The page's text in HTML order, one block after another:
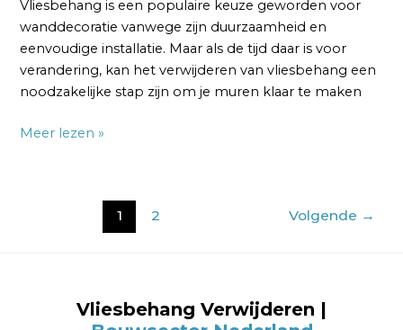
Vliesbehang is een populaire keuze geworden voor
wanddecoratie vanwege zijn duurzaamheid en
eenvoudige installatie. Maar als de tijd daar is voor
verandering, kan het verwijderen van vliesbehang een
noodzakelijke stap zijn om je muren klaar te maken
Meer lezen »
1 2 Volgende →
Vliesbehang Verwijderen |